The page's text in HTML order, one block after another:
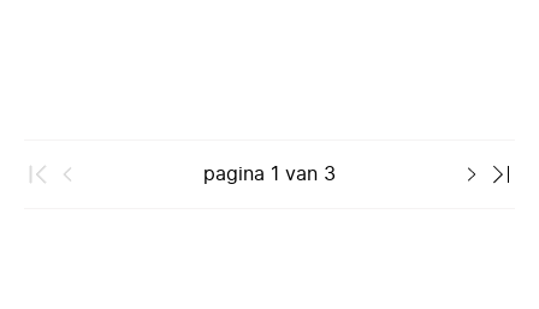
pagina 1 van 3